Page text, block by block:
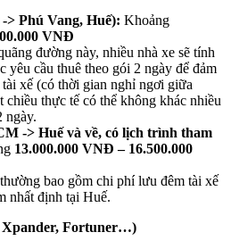
Phú Vang, Huế): Khoảng
VNĐ
đường này, nhiều nhà xe sẽ tính
yêu cầu thuê theo gói 2 ngày để đảm
tài xế (có thời gian nghỉ ngơi giữa
chiều thực tế có thể không khác nhiều
ngày.
-> Huế và về, có lịch trình tham
13.000.000 VNĐ – 16.500.000
bao gồm chi phí lưu đêm tài xế
nhất định tại Huế.
Xpander, Fortuner…)